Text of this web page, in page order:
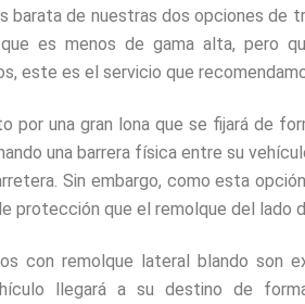
barata de nuestras dos opciones de
es menos de gama alta, pero
este es el servicio que
por una gran lona que se fijará de
una barrera física entre su
Sin embargo, como esta
protección que el remolque del lado
con remolque lateral blando son
llegará a su destino de